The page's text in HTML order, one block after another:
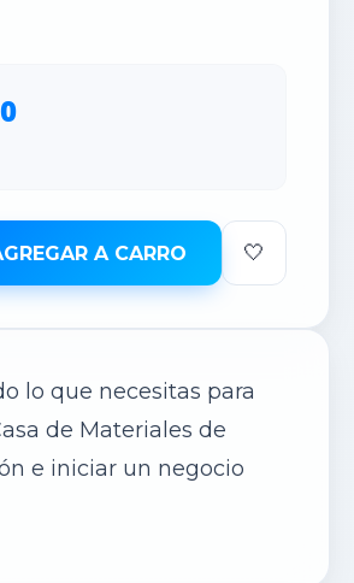
A CARRO 🤍
lo que necesitas para
de Materiales de
e iniciar un negocio